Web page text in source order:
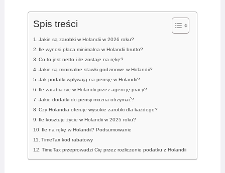
Spis treści
Jakie są zarobki w Holandii w 2026 roku?
Ile wynosi płaca minimalna w Holandii brutto?
Co to jest netto i ile zostaje na rękę?
Jakie są minimalne stawki godzinowe w Holandii?
Jak podatki wpływają na pensję w Holandii?
Ile zarabia się w Holandii przez agencję pracy?
Jakie dodatki do pensji można otrzymać?
Czy Holandia oferuje wysokie zarobki dla każdego?
Ile kosztuje życie w Holandii w 2025 roku?
Ile na rękę w Holandii? Podsumowanie
TimeTax kod rabatowy
TimeTax przeprowadzi Cię przez rozliczenie podatku z Holandii